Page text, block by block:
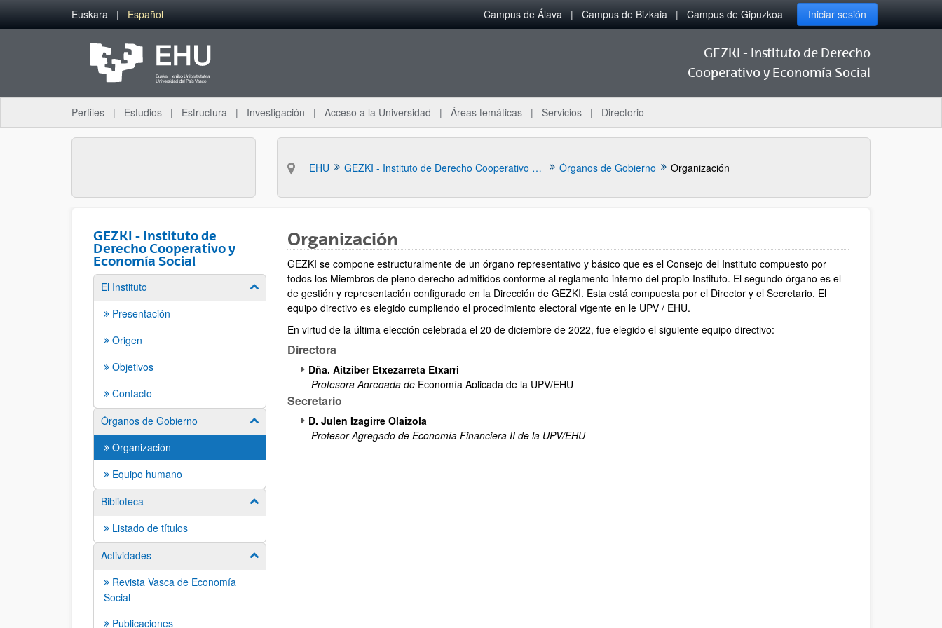
Saltar al contenido principal
Euskara Español Campus de Álava Campus de Bizkaia Campus de Gipuzkoa Iniciar sesión
GEZKI - Instituto de Derecho
Cooperativo y Economía Social
Perfiles Estudios Estructura Investigación Acceso a la Universidad Áreas temáticas Servicios Directorio
EHU GEZKI - Instituto de Derecho Cooperativo y Economía Social Órganos de Gobierno Organización
GEZKI - Instituto de
Derecho Cooperativo y
Economía Social
El Instituto Mostrar/ocultar subpáginas
Presentación
Origen
Objetivos
Contacto
Órganos de Gobierno
Mostrar/ocultar subpáginas
Organización
Equipo humano
Biblioteca
Mostrar/ocultar subpáginas
Listado de títulos
Actividades
Mostrar/ocultar subpáginas
Revista Vasca de Economía
Social
Publicaciones
Organización
GEZKI se compone estructuralmente de un órgano representativo y básico que es el Consejo del Instituto compuesto por
todos los Miembros de pleno derecho admitidos conforme al reglamento interno del propio Instituto. El segundo órgano es el
de gestión y representación configurado en la Dirección de GEZKI. Esta está compuesta por el Director y el Secretario. El
equipo directivo es elegido cumpliendo el procedimiento electoral vigente en le UPV / EHU.
En virtud de la última elección celebrada el 20 de diciembre de 2022, fue elegido el siguiente equipo directivo:
Directora
Dña. Aitziber Etxezarreta Etxarri
Profesora Agregada de Economía Aplicada de la UPV/EHU
Secretario
D. Julen Izagirre Olaizola
Profesor Agregado de Economía Financiera II de la UPV/EHU